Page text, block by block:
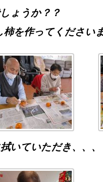
ょうか？？
柿を作ってください
いていただき、、、